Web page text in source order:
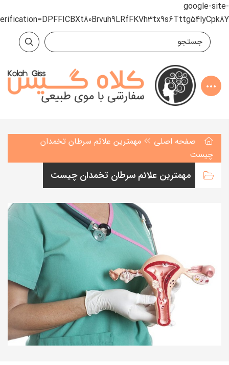
google-site-
صفحه اصلی
مهمترین علائم سرطان تخمدان
چیست
مهمترین علائم سرطان تخمدان چیست